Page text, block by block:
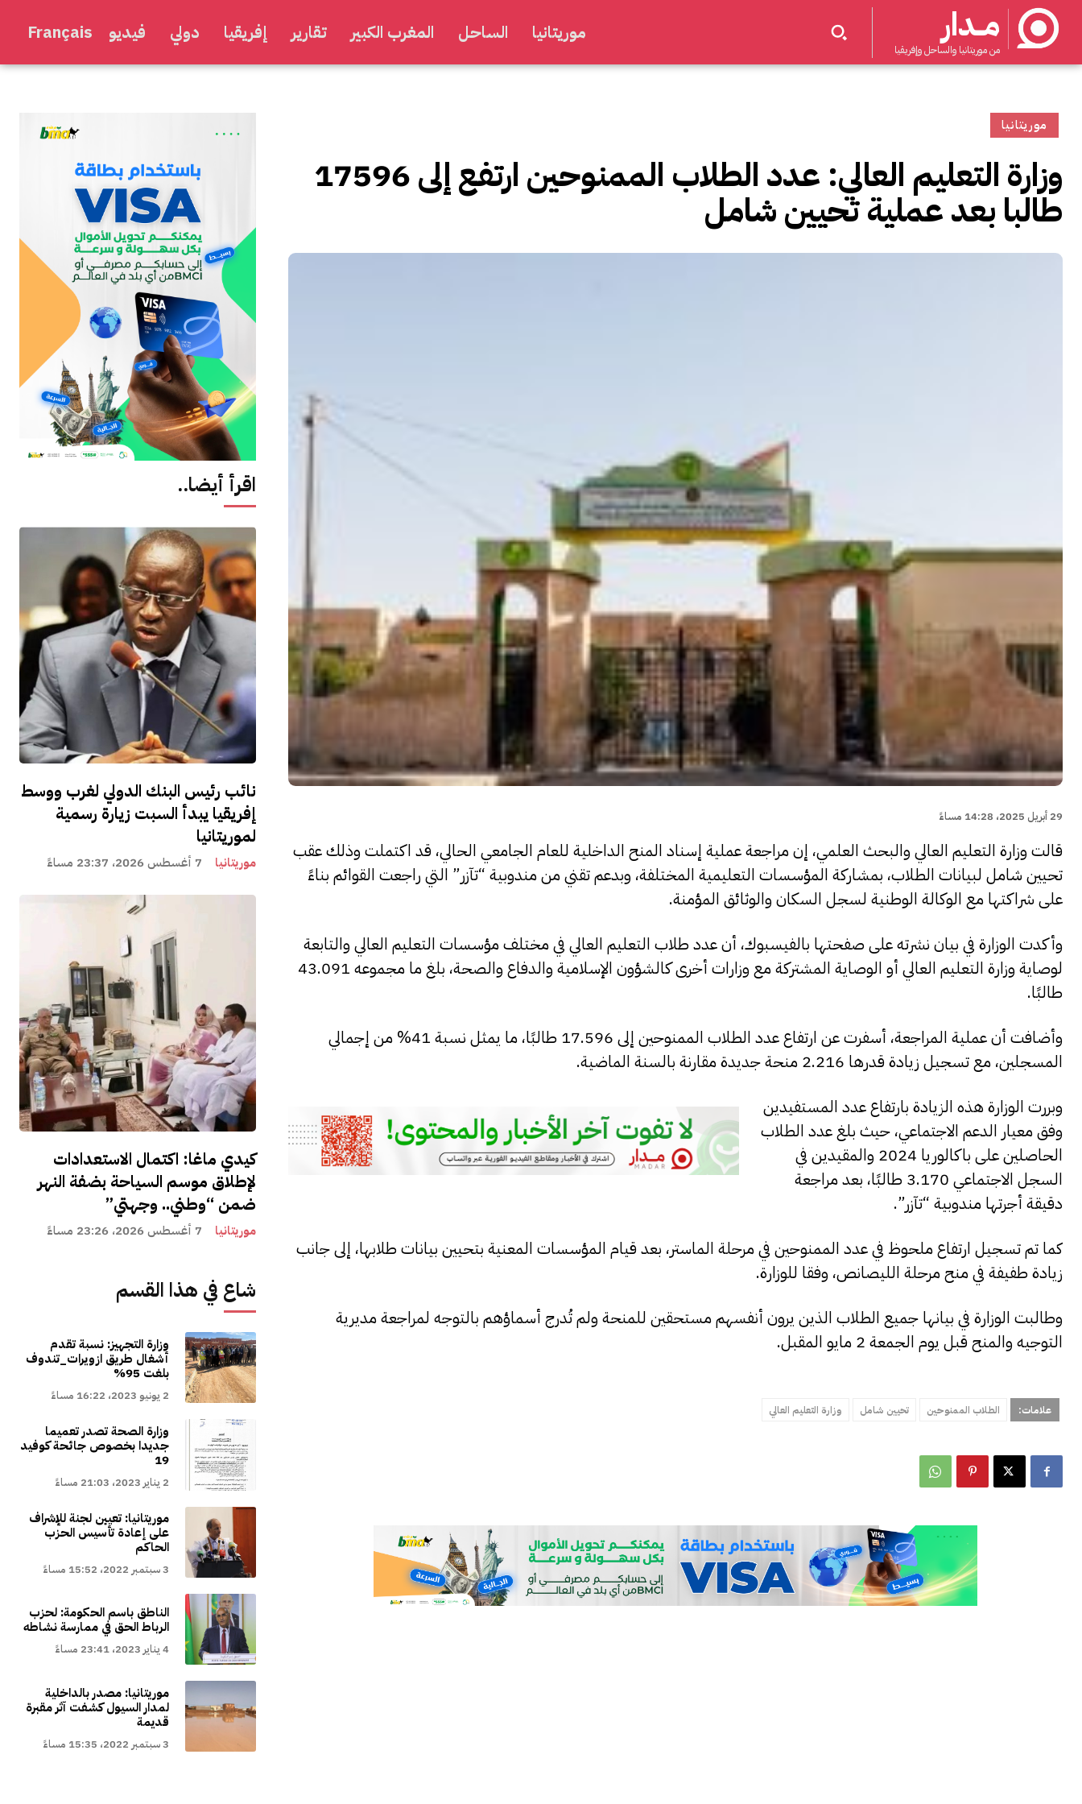
مــدار
من موريتانيا والساحل وإفريقيا
موريتانيا الساحل المغرب الكبير تقارير إفريقيا دولي فيديو Français
اقرأ أيضا..
نائب رئيس البنك الدولي لغرب ووسط
إفريقيا يبدأ السبت زيارة رسمية
لموريتانيا
موريتانيا 7 أغسطس 2026، 23:37 مساءً
كيدي ماغا: اكتمال الاستعدادات
لإطلاق موسم السياحة بضفة النهر
ضمن “وطني.. وجهتي”
موريتانيا 7 أغسطس 2026، 23:26 مساءً
شاع في هذا القسم
وزارة التجهيز: نسبة تقدم
أشغال طريق ازويرات_تندوف
بلغت 95%
2 يونيو 2023، 16:22 مساءً
وزارة الصحة تصدر تعميما
جديدا بخصوص جائحة كوفيد
19
2 يناير 2023، 21:03 مساءً
موريتانيا: تعيين لجنة للإشراف
على إعادة تأسيس الحزب
الحاكم
3 سبتمبر 2022، 15:52 مساءً
الناطق باسم الحكومة: لحزب
الرباط الحق في ممارسة نشاطه
4 يناير 2023، 23:41 مساءً
موريتانيا: مصدر بالداخلية
لمدار السيول كشفت آثر مقبرة
قديمة
3 سبتمبر 2022، 15:35 مساءً
موريتانيا
وزارة التعليم العالي: عدد الطلاب الممنوحين ارتفع إلى 17596
طالبا بعد عملية تحيين شامل
29 أبريل 2025، 14:28 مساءً
قالت وزارة التعليم العالي والبحث العلمي، إن مراجعة عملية إسناد المنح الداخلية للعام الجامعي الحالي، قد اكتملت وذلك عقب
تحيين شامل لبيانات الطلاب، بمشاركة المؤسسات التعليمية المختلفة، وبدعم تقني من مندوبية “تآزر” التي راجعت القوائم بناءً
على شراكتها مع الوكالة الوطنية لسجل السكان والوثائق المؤمنة.
وأكدت الوزارة في بيان نشرته على صفحتها بالفيسبوك، أن عدد طلاب التعليم العالي في مختلف مؤسسات التعليم العالي والتابعة
لوصاية وزارة التعليم العالي أو الوصاية المشتركة مع وزارات أخرى كالشؤون الإسلامية والدفاع والصحة، بلغ ما مجموعه 43.091
طالبًا.
وأضافت أن عملية المراجعة، أسفرت عن ارتفاع عدد الطلاب الممنوحين إلى 17.596 طالبًا، ما يمثل نسبة 41% من إجمالي
المسجلين، مع تسجيل زيادة قدرها 2.216 منحة جديدة مقارنة بالسنة الماضية.
وبررت الوزارة هذه الزيادة بارتفاع عدد المستفيدين
وفق معيار الدعم الاجتماعي، حيث بلغ عدد الطلاب
الحاصلين على باكالوريا 2024 والمقيدين في
السجل الاجتماعي 3.170 طالبًا، بعد مراجعة
دقيقة أجرتها مندوبية “تآزر”.
كما تم تسجيل ارتفاع ملحوظ في عدد الممنوحين في مرحلة الماستر، بعد قيام المؤسسات المعنية بتحيين بيانات طلابها، إلى جانب
زيادة طفيفة في منح مرحلة الليصانص، وفقا للوزارة.
وطالبت الوزارة في بيانها جميع الطلاب الذين يرون أنفسهم مستحقين للمنحة ولم تُدرج أسماؤهم بالتوجه لمراجعة مديرية
التوجيه والمنح قبل يوم الجمعة 2 مايو المقبل.
علامات: الطلاب الممنوحين تحيين شامل وزارة التعليم العالي